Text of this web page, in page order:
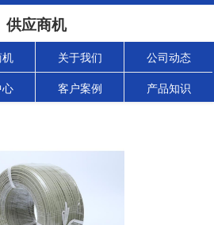
供应商机
机 关于我们 公司动态
心 客户案例 产品知识